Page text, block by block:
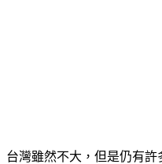
台灣雖然不大，但是仍有許